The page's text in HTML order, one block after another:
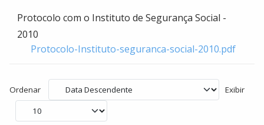
Protocolo com o Instituto de Segurança Social -
2010
Protocolo-Instituto-seguranca-social-2010.pdf
Ordenar Exibir